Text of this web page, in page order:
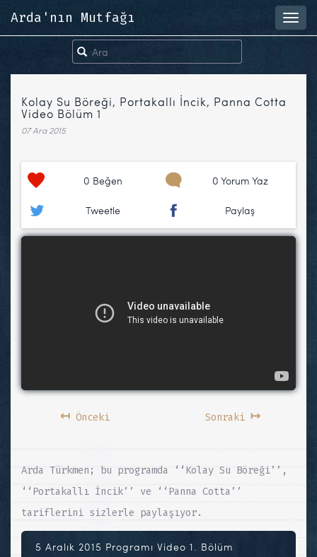
Arda'nın Mutfağı
Kolay Su Böreği, Portakallı İncik, Panna Cotta
Video Bölüm 1
07 Ara 2015
0 Beğen 0 Yorum Yaz
Tweetle Paylaş
↤Önceki Sonraki ↦
Arda Türkmen; bu programda ‘‘Kolay Su Böreği’’,
‘‘Portakallı İncik’’ ve ‘‘Panna Cotta’’
tariflerini sizlerle paylaşıyor.
5 Aralık 2015 Programı Video 1. Bölüm